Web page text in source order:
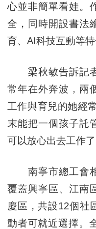
心並非簡單看娃。
全，同時開設書法
育、AI科技互動等特
梁秋敏告訴記者
常年在外奔波，兩
工作與育兒的她經
末能把一個孩子託
可以放心出去工作了
南寧市總工會相
覆蓋興寧區、江南
慶區，共設12個社
動者可就近選擇。